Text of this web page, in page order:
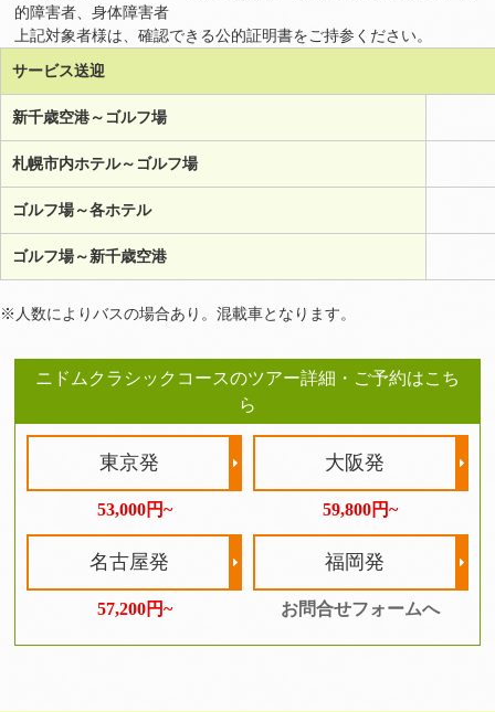
的障害者、身体障害者
上記対象者様は、確認できる公的証明書をご持参ください。
サービス送迎
新千歳空港～ゴルフ場
札幌市内ホテル～ゴルフ場
ゴルフ場～各ホテル
ゴルフ場～新千歳空港
※人数によりバスの場合あり。混載車となります。
ニドムクラシックコースのツアー詳細・ご予約はこち
ら
東京発
53,000円~
大阪発
59,800円~
名古屋発
57,200円~
福岡発
お問合せフォームへ